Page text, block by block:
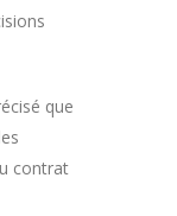
que
contrat